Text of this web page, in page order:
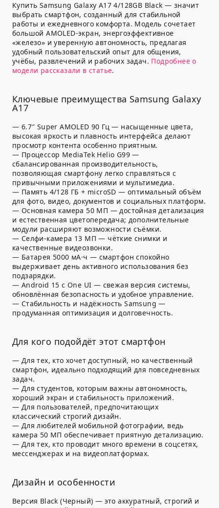
Купить Samsung Galaxy A17 4/128GB Black — значит
выбрать смартфон, созданный для стабильной
работы и ежедневного комфорта. Модель сочетает
большой AMOLED-экран, энергоэффективное
«железо» и уверенную автономность, предлагая
удобный пользовательский опыт для общения,
учёбы, развлечений и рабочих задач. Подробнее о
модели рассказали в статье.
Ключевые преимущества Samsung Galaxy
A17
— 6.7″ Super AMOLED 90 Гц — насыщенные цвета,
высокая яркость и плавность интерфейса делают
просмотр контента особенно приятным.
— Процессор MediaTek Helio G99 —
сбалансированная производительность,
позволяющая смартфону легко справляться с
привычными приложениями и мультимедиа.
— Память 4/128 ГБ + microSD — оптимальный объём
для фото, видео, документов и социальных платформ.
— Основная камера 50 МП — достойная детализация
и естественная цветопередача; дополнительные
модули расширяют возможности съёмки.
— Селфи-камера 13 МП — чёткие снимки и
качественные видеозвонки.
— Батарея 5000 мА·ч — смартфон спокойно
выдерживает день активного использования без
подзарядки.
— Android 15 с One UI — свежая версия системы,
обновлённая безопасность и удобное управление.
— Стабильность и надёжность Samsung —
продуманная оптимизация и долговечность.
Для кого подойдёт этот смартфон
— Для тех, кто хочет доступный, но качественный
смартфон, идеально подходящий для повседневных
задач.
— Для студентов, которым важны автономность,
хороший экран и стабильность приложений.
— Для пользователей, предпочитающих
классический строгий дизайн.
— Для любителей мобильной фотографии, ведь
камера 50 МП обеспечивает приятную детализацию.
— Для тех, кто проводит много времени в соцсетях,
мессенджерах и на видеоплатформах.
Дизайн и особенности
Версия Black (Черный) — это аккуратный, строгий и